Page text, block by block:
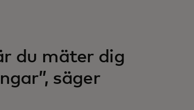
du mäter dig
säger